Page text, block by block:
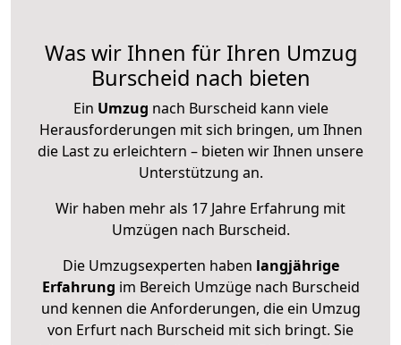
Was wir Ihnen für Ihren Umzug
Burscheid nach bieten
Ein Umzug nach Burscheid kann viele
Herausforderungen mit sich bringen, um Ihnen
die Last zu erleichtern – bieten wir Ihnen unsere
Unterstützung an.
Wir haben mehr als 17 Jahre Erfahrung mit
Umzügen nach Burscheid.
Die Umzugsexperten haben langjährige
Erfahrung im Bereich Umzüge nach Burscheid
und kennen die Anforderungen, die ein Umzug
von Erfurt nach Burscheid mit sich bringt. Sie